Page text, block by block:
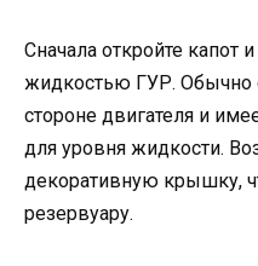
Сначала откройте капот
жидкостью ГУР. Обычно
стороне двигателя и
для уровня жидкости.
декоративную крышку,
резервуару.